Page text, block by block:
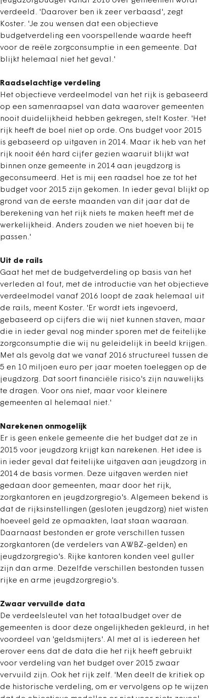
verdeeld. 'Daarover ben ik zeer verbaasd', zegt
Koster. 'Je zou wensen dat een objectieve
budgetverdeling een voorspellende waarde heeft
voor de reële zorgconsumptie in een gemeente. Dat
blijkt helemaal niet het geval.'
Raadselachtige verdeling
Het objectieve verdeelmodel van het rijk is gebaseerd
op een samenraapsel van data waarover gemeenten
nooit duidelijkheid hebben gekregen, stelt Koster. 'Het
rijk heeft de boel niet op orde. Ons budget voor 2015
is gebaseerd op uitgaven in 2014. Maar ik heb van het
rijk nooit één hard cijfer gezien waaruit blijkt wat
binnen onze gemeente in 2014 aan jeugdzorg is
geconsumeerd. Het is mij een raadsel hoe ze tot het
budget voor 2015 zijn gekomen. In ieder geval blijkt op
grond van de eerste maanden van dit jaar dat de
berekening van het rijk niets te maken heeft met de
werkelijkheid. Anders zouden we niet hoeven bij te
passen.'
Uit de rails
Gaat het met de budgetverdeling op basis van het
verleden al fout, met de introductie van het objectieve
verdeelmodel vanaf 2016 loopt de zaak helemaal uit
de rails, meent Koster. 'Er wordt iets ingevoerd,
gebaseerd op cijfers die wij niet kunnen staven, maar
die in ieder geval nog minder sporen met de feitelijke
zorgconsumptie die wij nu geleidelijk in beeld krijgen.
Met als gevolg dat we vanaf 2016 structureel tussen de
5 en 10 miljoen euro per jaar moeten toeleggen op de
jeugdzorg. Dat soort financiële risico's zijn nauwelijks
te dragen. Voor ons niet, maar voor kleinere
gemeenten al helemaal niet.'
Narekenen onmogelijk
Er is geen enkele gemeente die het budget dat ze in
2015 voor jeugdzorg krijgt kan narekenen. Het idee is
in ieder geval dat feitelijke uitgaven aan jeugdzorg in
2014 de basis vormen. Deze uitgaven werden niet
gedaan door gemeenten, maar door het rijk,
zorgkantoren en jeugdzorgregio's. Algemeen bekend is
dat de rijksinstellingen (gesloten jeugdzorg) niet wisten
hoeveel geld ze opmaakten, laat staan waaraan.
Daarnaast bestonden er grote verschillen tussen
zorgkantoren (de verdelers van AWBZ-gelden) en
jeugdzorgregio's. Rijke kantoren konden veel guller
zijn dan arme. Dezelfde verschillen bestonden tussen
rijke en arme jeugdzorgregio's.
Zwaar vervuilde data
De verdeelsleutel van het totaalbudget over de
gemeenten is door deze ongelijkheden gekleurd, in het
voordeel van 'geldsmijters'. Al met al is iedereen het
erover eens dat de data die het rijk heeft gebruikt
voor verdeling van het budget over 2015 zwaar
vervuild zijn. Ook het rijk zelf. 'Men deelt de kritiek op
de historische verdeling, om er vervolgens op te wijzen